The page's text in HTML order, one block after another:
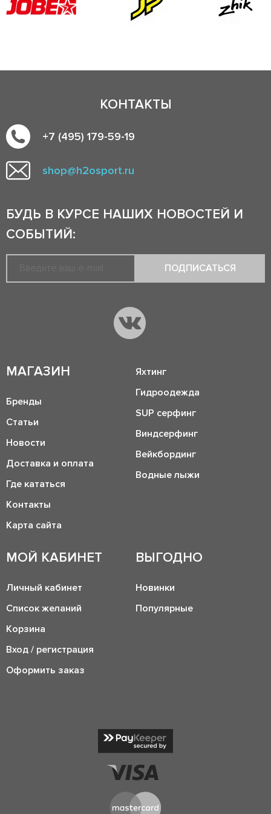
КОНТАКТЫ
+7 (495) 179-59-19
shop@h2osport.ru
БУДЬ В КУРСЕ НАШИХ НОВОСТЕЙ И
СОБЫТИЙ:
ПОДПИСАТЬСЯ
МАГАЗИН
Бренды
Статьи
Новости
Доставка и оплата
Где кататься
Контакты
Карта сайта
Яхтинг
Гидроодежда
SUP серфинг
Виндсерфинг
Вейкбординг
Водные лыжи
МОЙ КАБИНЕТ
Личный кабинет
Список желаний
Корзина
Вход / регистрация
Оформить заказ
ВЫГОДНО
Новинки
Популярные